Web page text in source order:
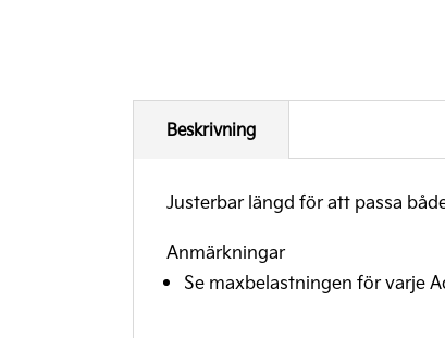
Beskrivning
Justerbar längd för att passa
Anmärkningar
Se maxbelastningen för varje